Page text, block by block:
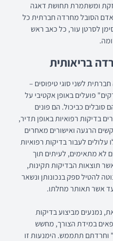
ומשתמרת תחושת דאגה
אדם הסובל מחרדה חברתית כל
לסרטן עור, כל כאב ראש
בריאותית
לשני סוגי טיפוסים –
פועלים באופן אקטיבי על
כביכול. הם פונים
בדיקות רפואיות באופן תדיר,
הרגעה ואישורים מאחרים
לעבור בדיקות רפואיות
לא מתאימים, לעיתים תוך
תוצאות הבדיקות תקינות,
להטיל ספק בנכונותן ונשאר
עד אשר תאותר מחלתו.
נמנעים מביצוע בדיקות
במידת הצורך, מחשש
וחרדתם תתממש. הימנעות זו